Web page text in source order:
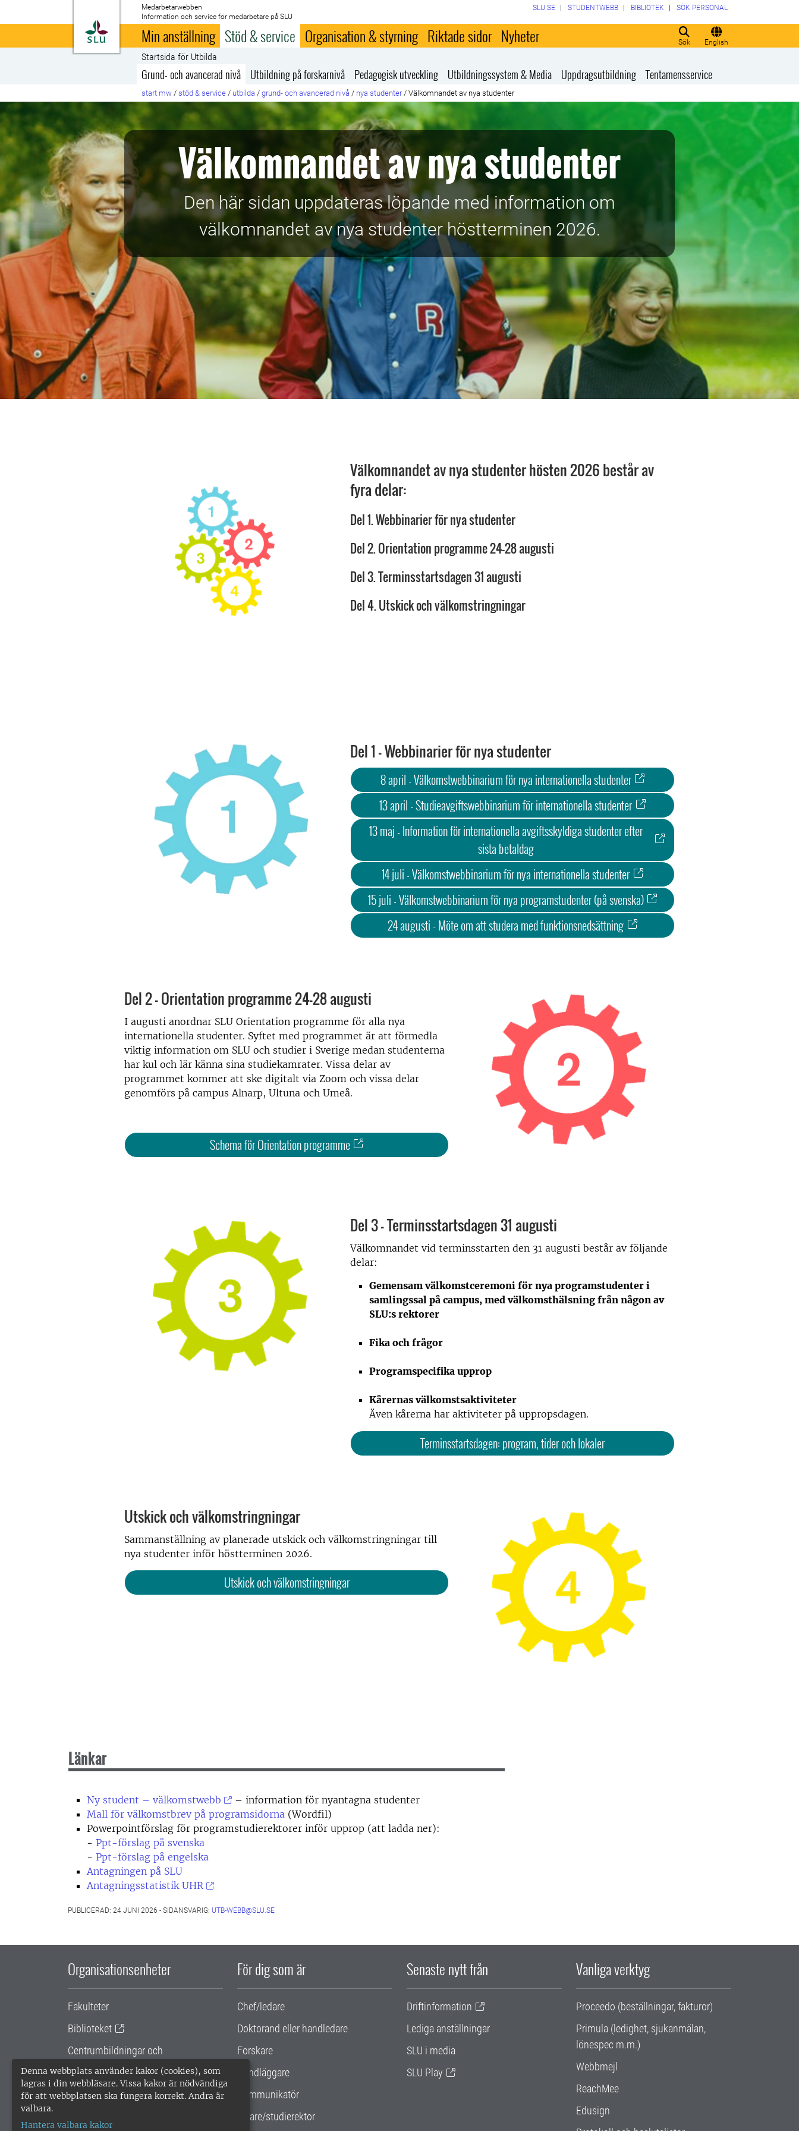
Denna webbplats använder kakor (cookies), som
lagras i din webbläsare. Vissa kakor är nödvändiga
för att webbplatsen ska fungera korrekt. Andra är
valbara.
Hantera valbara kakor
Till startsida
Medarbetarwebben
Information och service för medarbetare på SLU
Sök English
SLU.SE STUDENTWEBB BIBLIOTEK SÖK PERSONAL
Min anställning Stöd & service Organisation & styrning Riktade sidor Nyheter
Startsida för Utbilda
Grund- och avancerad nivå Utbildning på forskarnivå Pedagogisk utveckling Utbildningssystem & Media Uppdragsutbildning Tentamensservice
start mw / stöd & service / utbilda / grund- och avancerad nivå / nya studenter / Välkomnandet av nya studenter
Välkomnandet av nya studenter
Den här sidan uppdateras löpande med information om
välkomnandet av nya studenter höstterminen 2026.
Välkomnandet av nya studenter hösten 2026 består av
fyra delar:
Del 1. Webbinarier för nya studenter
Del 2. Orientation programme 24-28 augusti
Del 3. Terminsstartsdagen 31 augusti
Del 4. Utskick och välkomstringningar
Del 1 - Webbinarier för nya studenter
8 april - Välkomstwebbinarium för nya internationella studenter
13 april - Studieavgiftswebbinarium för internationella studenter
13 maj - Information för internationella avgiftsskyldiga studenter efter
sista betaldag
14 juli - Välkomstwebbinarium för nya internationella studenter
15 juli - Välkomstwebbinarium för nya programstudenter (på svenska)
24 augusti - Möte om att studera med funktionsnedsättning
Del 2 - Orientation programme 24-28 augusti
I augusti anordnar SLU Orientation programme för alla nya
internationella studenter. Syftet med programmet är att förmedla
viktig information om SLU och studier i Sverige medan studenterna
har kul och lär känna sina studiekamrater. Vissa delar av
programmet kommer att ske digitalt via Zoom och vissa delar
genomförs på campus Alnarp, Ultuna och Umeå.
Schema för Orientation programme
Del 3 - Terminsstartsdagen 31 augusti
Välkomnandet vid terminsstarten den 31 augusti består av följande
delar:
Gemensam välkomstceremoni för nya programstudenter i
samlingssal på campus, med välkomsthälsning från någon av
SLU:s rektorer
Fika och frågor
Programspecifika upprop
Kårernas välkomstsaktiviteter
Även kårerna har aktiviteter på uppropsdagen.
Terminsstartsdagen: program, tider och lokaler
Utskick och välkomstringningar
Sammanställning av planerade utskick och välkomstringningar till
nya studenter inför höstterminen 2026.
Utskick och välkomstringningar
Länkar
Ny student – välkomstwebb
– information för nyantagna studenter
Mall för välkomstbrev på programsidorna (Wordfil)
Powerpointförslag för programstudierektorer inför upprop (att ladda ner):
- Ppt-förslag på svenska
- Ppt-förslag på engelska
Antagningen på SLU
Antagningsstatistik UHR
PUBLICERAD: 24 JUNI 2026 - SIDANSVARIG: UTB-WEBB@SLU.SE
Organisationsenheter
Fakulteter
Biblioteket
Centrumbildningar och
samarbetsprojekt
Gemensamma verksamhetsstödet
För dig som är
Chef/ledare
Doktorand eller handledare
Forskare
Handläggare
Kommunikatör
Lärare/studierektor
Senaste nytt från
Driftinformation
Lediga anställningar
SLU i media
SLU Play
Vanliga verktyg
Proceedo (beställningar, fakturor)
Primula (ledighet, sjukanmälan,
lönespec m.m.)
Webbmejl
ReachMee
Edusign